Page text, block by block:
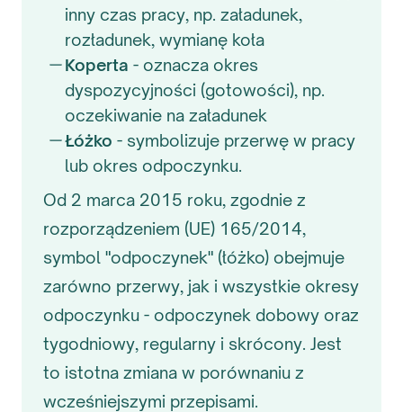
inny czas pracy, np. załadunek,
rozładunek, wymianę koła
Koperta - oznacza okres
dyspozycyjności (gotowości), np.
oczekiwanie na załadunek
Łóżko - symbolizuje przerwę w pracy
lub okres odpoczynku.
Od 2 marca 2015 roku, zgodnie z
rozporządzeniem (UE) 165/2014,
symbol "odpoczynek" (łóżko) obejmuje
zarówno przerwy, jak i wszystkie okresy
odpoczynku - odpoczynek dobowy oraz
tygodniowy, regularny i skrócony. Jest
to istotna zmiana w porównaniu z
wcześniejszymi przepisami.